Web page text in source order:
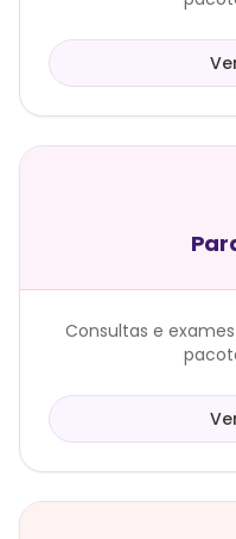
Consultas e